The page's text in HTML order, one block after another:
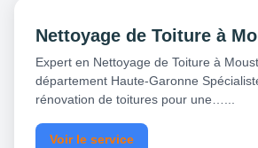
Nettoyage de Toiture à
Expert en Nettoyage de Toiture à
département Haute-Garonne
rénovation de toitures pour une…...
Voir le service